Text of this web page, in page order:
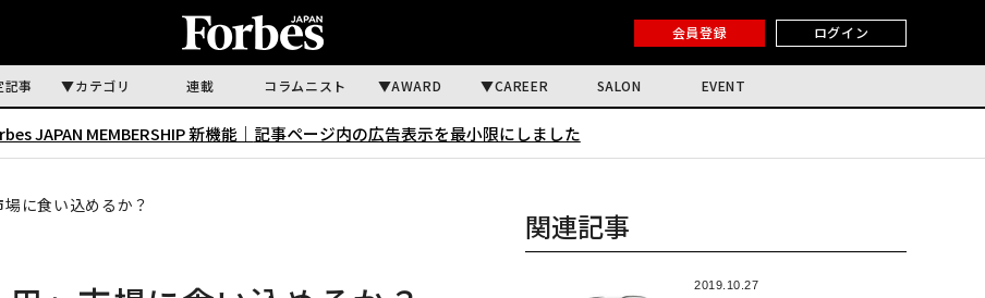
会員登録 ログイン
記事 カテゴリ 連載 コラムニスト AWARD CAREER SALON EVENT
JAPAN MEMBERSHIP 新機能｜ 記事ページ内の広告表示を最小限にしました
に食い込めるか？
関連記事
2019.10.27